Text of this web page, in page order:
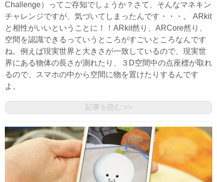
Challenge）ってご存知でしょうか？さて、そんなマネキン
チャレンジですが、気づいてしまったんです・・・。 ARkit
と相性がいいということに！！ARkit然り、ARCore然り、
空間を認識できるっていうところがすごいところなんです
ね。例えば現実世界と大きさが一致しているので、現実世
界にある物体の長さが測れたり、３D空間中の点座標が取れ
るので、スマホの中から空間に物を置けたりするんです
よ。
記事を読む >>